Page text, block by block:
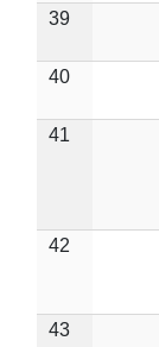
39
40
41
42
43